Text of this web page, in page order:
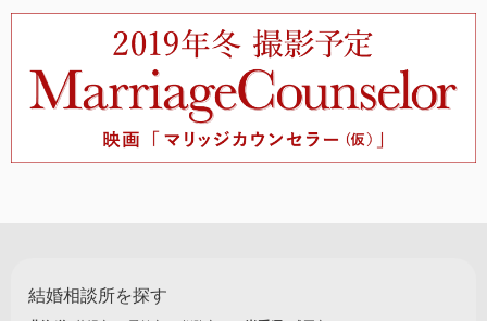
結婚相談所を探す